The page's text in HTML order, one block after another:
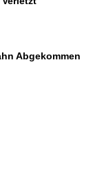
Abgekommen